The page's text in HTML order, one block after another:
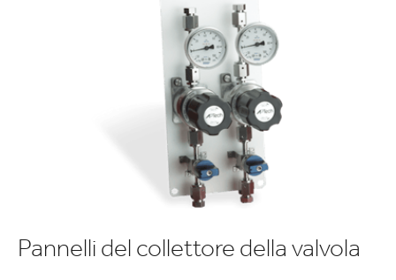
Pannelli del collettore della valvola